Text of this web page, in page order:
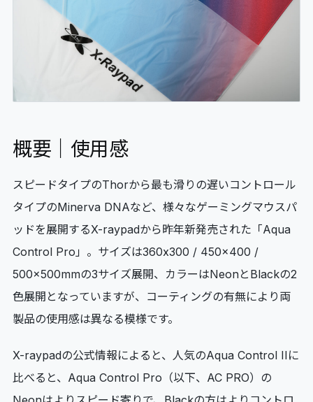
概要｜使用感
スピードタイプのThorから最も滑りの遅いコントロール
タイプのMinerva DNAなど、様々なゲーミングマウスパ
ッドを展開するX-raypadから昨年新発売された「Aqua
Control Pro」。サイズは360x300 / 450x400 /
500x500mmの3サイズ展開、カラーはNeonとBlackの2
色展開となっていますが、コーティングの有無により両
製品の使用感は異なる模様です。
X-raypadの公式情報によると、人気のAqua Control IIに
比べると、Aqua Control Pro（以下、AC PRO）の